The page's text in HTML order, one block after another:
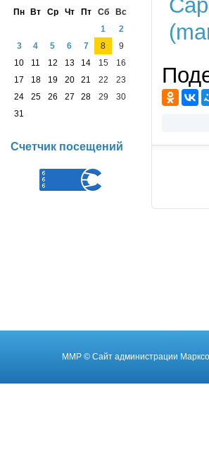
Пн
Вт Ср Чт Пт Сб
Вс
1
2
3
4 5 6 7 8
9
10
11 12 13 14 15
16
17
18 19 20 21 22
23
24
25 26 27 28 29
30
31
Счетчик посещений
ММР © Cайт администрации